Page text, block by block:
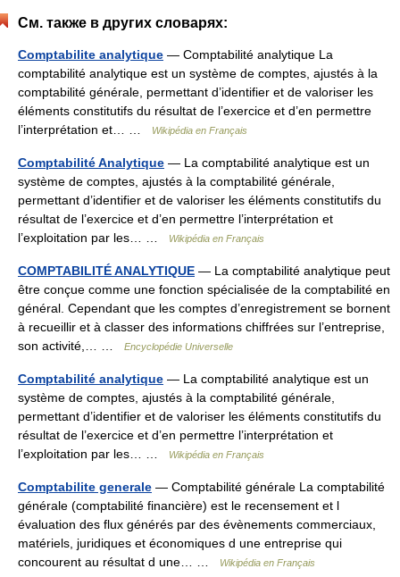
См. также в других словарях:
Comptabilite analytique — Comptabilité analytique La
comptabilité analytique est un système de comptes, ajustés à la
comptabilité générale, permettant d’identifier et de valoriser les
éléments constitutifs du résultat de l’exercice et d’en permettre
l’interprétation et… …
Wikipédia en Français
Comptabilité Analytique — La comptabilité analytique est un
système de comptes, ajustés à la comptabilité générale,
permettant d’identifier et de valoriser les éléments constitutifs du
résultat de l’exercice et d’en permettre l’interprétation et
l’exploitation par les… …
Wikipédia en Français
COMPTABILITÉ ANALYTIQUE — La comptabilité analytique peut
être conçue comme une fonction spécialisée de la comptabilité en
général. Cependant que les comptes d’enregistrement se bornent
à recueillir et à classer des informations chiffrées sur l’entreprise,
son activité,… …
Encyclopédie Universelle
Comptabilité analytique — La comptabilité analytique est un
système de comptes, ajustés à la comptabilité générale,
permettant d’identifier et de valoriser les éléments constitutifs du
résultat de l’exercice et d’en permettre l’interprétation et
l’exploitation par les… …
Wikipédia en Français
Comptabilite generale — Comptabilité générale La comptabilité
générale (comptabilité financière) est le recensement et l
évaluation des flux générés par des évènements commerciaux,
matériels, juridiques et économiques d une entreprise qui
concourent au résultat d une… …
Wikipédia en Français